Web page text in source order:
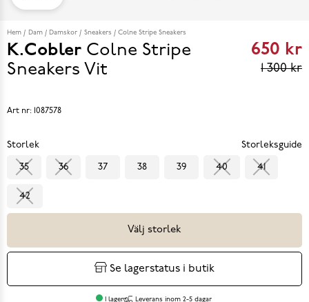
Hem Dam Damskor Sneakers Colne Stripe Sneakers
K.Cobler Colne Stripe
Sneakers Vit
Current
price
650 kr
1 300 kr
Art nr: 1087578
Storlek Storleksguide
35 36 37 38 39 40 41
42
Välj storlek
Se lagerstatus i butik
I lager Leverans inom 2-5 dagar